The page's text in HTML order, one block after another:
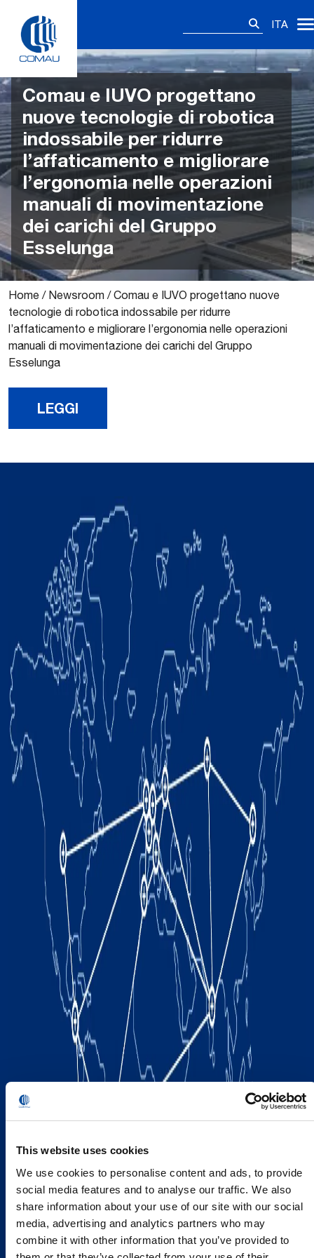
This website uses cookies
We use cookies to personalise content and ads, to provide
social media features and to analyse our traffic. We also
share information about your use of our site with our social
media, advertising and analytics partners who may
combine it with other information that you’ve provided to
content
ITA
Comau e IUVO progettano
nuove tecnologie di robotica
indossabile per ridurre
l’affaticamento e migliorare
l’ergonomia nelle operazioni
manuali di movimentazione
dei carichi del Gruppo
Esselunga
Home / Newsroom /Comau e IUVO progettano nuove
tecnologie di robotica indossabile per ridurre
l’affaticamento e migliorare l’ergonomia nelle operazioni
manuali di movimentazione dei carichi del Gruppo
Esselunga
LEGGI